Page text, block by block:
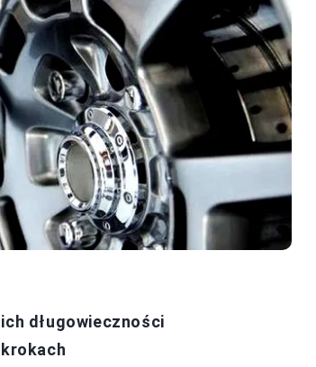
długowieczności